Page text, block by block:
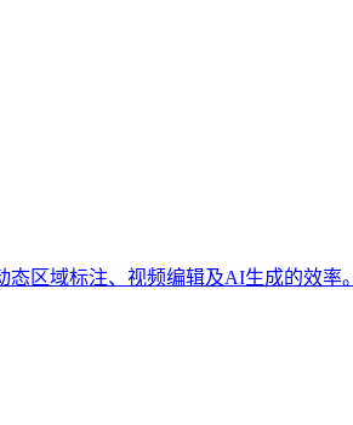
区域标注、视频编辑及AI生成的效率。